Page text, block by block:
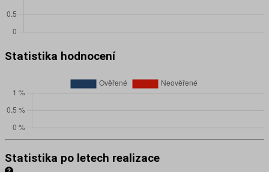
Statistika hodnocení
Statistika po letech realizace